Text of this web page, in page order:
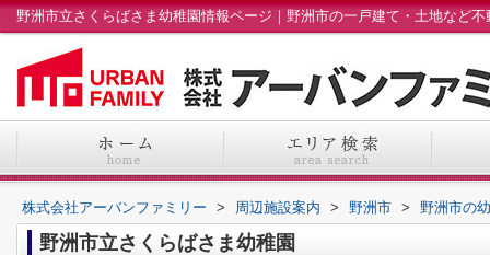
株式会社アーバンファミリー > 周辺施設案内 > 野洲市 > 野洲市の
野洲市立さくらばさま幼稚園